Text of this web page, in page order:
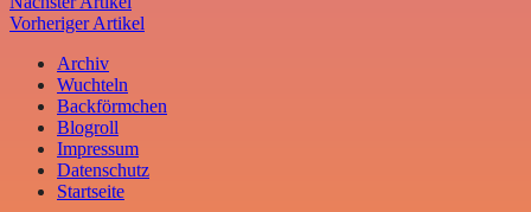
Vorheriger Artikel
Archiv
Wuchteln
Backförmchen
Blogroll
Impressum
Datenschutz
Startseite